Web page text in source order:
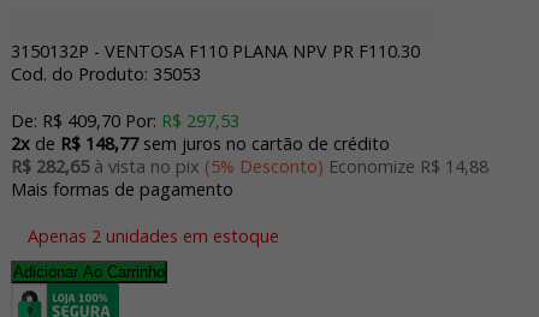
3150132P - VENTOSA F110 PLANA NPV PR F110.30
Cod. do Produto: 35053
De: R$ 409,70 Por: R$ 297,53
2xde R$ 148,77 sem juros no cartão de crédito
R$ 282,65 à vista no pix (5% Desconto) Economize R$ 14,88
Mais formas de pagamento
Apenas 2 unidades em estoque
Adicionar Ao Carrinho